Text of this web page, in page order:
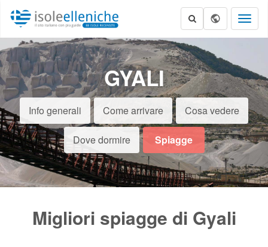
GYALI
Info generali Come arrivare Cosa vedere
Dove dormire Spiagge
Migliori spiagge di Gyali